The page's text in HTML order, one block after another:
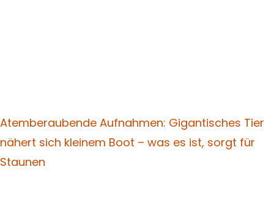
Atemberaubende Aufnahmen: Gigantisches Tier
nähert sich kleinem Boot – was es ist, sorgt für
Staunen